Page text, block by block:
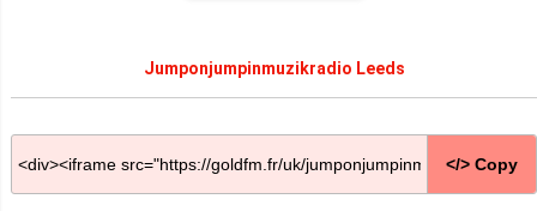
Jumponjumpinmuzikradio Leeds
</> Copy